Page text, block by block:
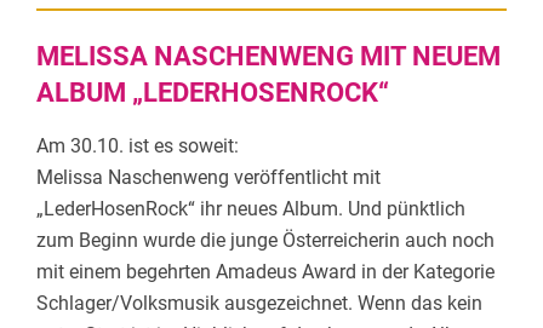
MELISSA NASCHENWENG MIT NEUEM
ALBUM „LEDERHOSENROCK“
Am 30.10. ist es soweit:
Melissa Naschenweng veröffentlicht mit
„LederHosenRock“ ihr neues Album. Und pünktlich
zum Beginn wurde die junge Österreicherin auch noch
mit einem begehrten Amadeus Award in der Kategorie
Schlager/Volksmusik ausgezeichnet. Wenn das kein